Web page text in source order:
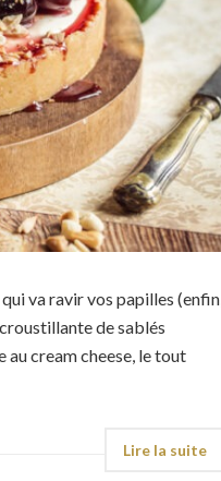
va ravir vos papilles (enfin,
de sablés
au cream cheese, le tout